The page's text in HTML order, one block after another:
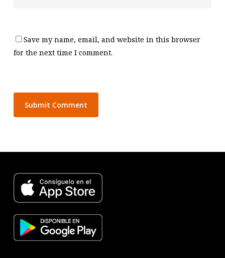
Save my name, email, and website in this browser
for the next time I comment.